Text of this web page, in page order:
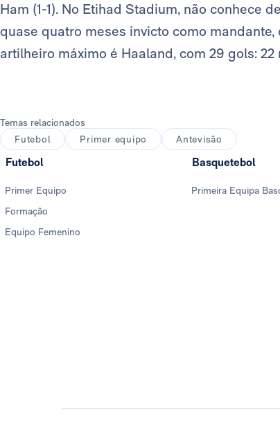
Ham (1-1). No Etihad Stadium, não conhece
quase quatro meses invicto como mandante,
artilheiro máximo é Haaland, com 29 gols:
Temas relacionados
Futebol
Primer equipo Antevisão
Futebol
Primer Equipo
Formação
Equipo Femenino
Basquetebol
Primeira Equipa